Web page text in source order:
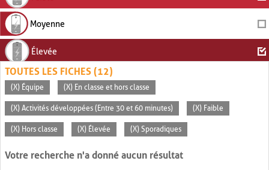
Moyenne
Élevée
TOUTES LES FICHES (12)
(X) Équipe (X) En classe et hors classe
(X) Activités développées (Entre 30 et 60 minutes) (X) Faible
(X) Hors classe (X) Élevée (X) Sporadiques
Votre recherche n'a donné aucun résultat